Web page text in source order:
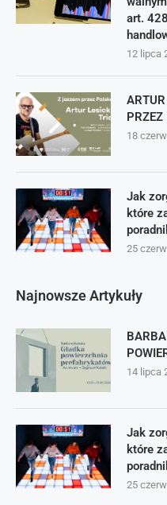
art.
12 lipca
PRZEZ
18
Jak
które
25
Najnowsze Artykuły
14 lipca
Jak
które
25